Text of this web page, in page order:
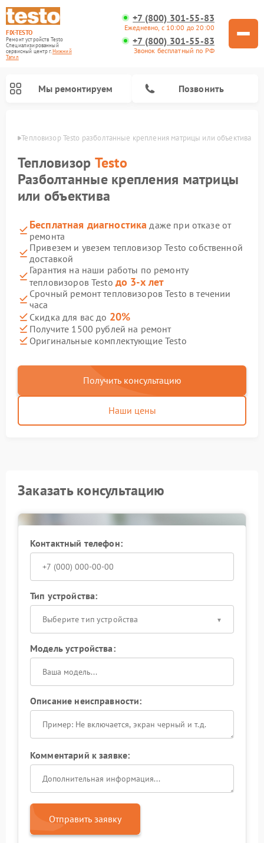
FIX-TESTO
Ремонт устройств Testo
Специализированный
cервисный центр г.Нижний
Тагил
+7 (800) 301-55-83
Ежедневно, с 10:00 до 20:00
+7 (800) 301-55-83
Звонок бесплатный по РФ
Мы ремонтируем Позвонить
Тепловизор Testo разболтанные крепления матрицы или объектива
Тепловизор Testo
Разболтанные крепления матрицы
или объектива
Бесплатная диагностика даже при отказе от
ремонта
Привезем и увезем тепловизор Testo собственной
доставкой
Гарантия на наши работы по ремонту
тепловизоров Testo до 3-х лет
Срочный ремонт тепловизоров Testo в течении
часа
Скидка для вас до 20%
Получите 1500 рублей на ремонт
Оригинальные комплектующие Testo
Получить консультацию
Наши цены
Заказать консультацию
Контактный телефон:
Тип устройства:
Выберите тип устройства
Модель устройства:
Описание неисправности:
Комментарий к заявке:
Отправить заявку